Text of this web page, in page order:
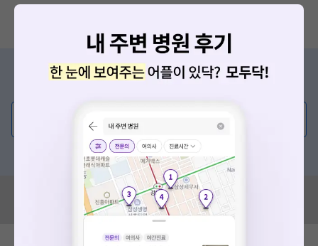
증상/치료, 궁금한 점이 있나요?
💬 무엇이든 물어보세요
혹은, 의료상담 서비스에 다양한 게시글 보러가기
혹시 잘못된 병원정보가 있나요?
모두닥 팀에 알려주세요!